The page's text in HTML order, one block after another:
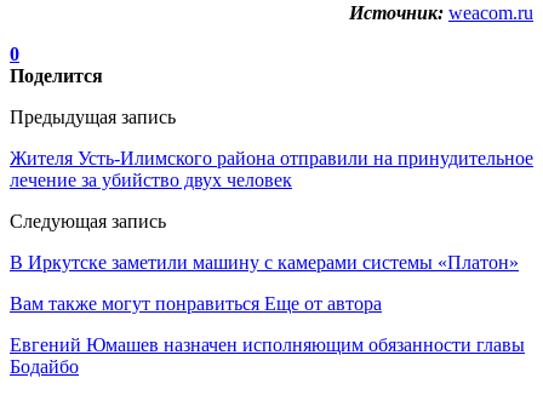
Источник: weacom.ru
0
Поделится
Предыдущая запись
Жителя Усть-Илимского района отправили на принудительное
лечение за убийство двух человек
Следующая запись
В Иркутске заметили машину с камерами системы «Платон»
Вам также могут понравиться Еще от автора
Евгений Юмашев назначен исполняющим обязанности главы
Бодайбо